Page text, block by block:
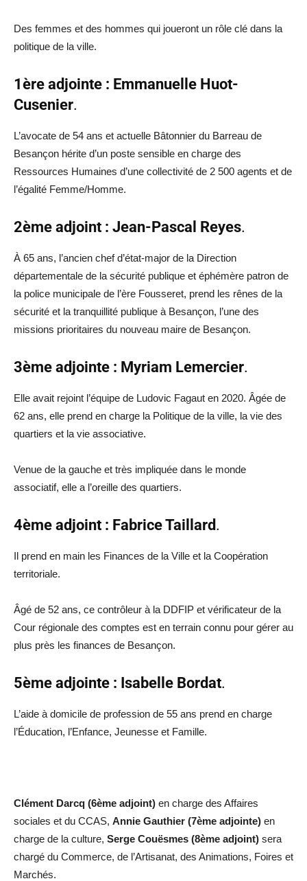
Des femmes et des hommes qui joueront un rôle clé dans la
politique de la ville.
1ère adjointe : Emmanuelle Huot-
Cusenier.
L’avocate de 54 ans et actuelle Bâtonnier du Barreau de
Besançon hérite d’un poste sensible en charge des
Ressources Humaines d’une collectivité de 2 500 agents et de
l’égalité Femme/Homme.
2ème adjoint : Jean-Pascal Reyes.
À 65 ans, l’ancien chef d’état-major de la Direction
départementale de la sécurité publique et éphémère patron de
la police municipale de l’ère Fousseret, prend les rênes de la
sécurité et la tranquillité publique à Besançon, l’une des
missions prioritaires du nouveau maire de Besançon.
3ème adjointe : Myriam Lemercier.
Elle avait rejoint l’équipe de Ludovic Fagaut en 2020. Âgée de
62 ans, elle prend en charge la Politique de la ville, la vie des
quartiers et la vie associative.
Venue de la gauche et très impliquée dans le monde
associatif, elle a l’oreille des quartiers.
4ème adjoint : Fabrice Taillard.
Il prend en main les Finances de la Ville et la Coopération
territoriale.
Âgé de 52 ans, ce contrôleur à la DDFIP et vérificateur de la
Cour régionale des comptes est en terrain connu pour gérer au
plus près les finances de Besançon.
5ème adjointe : Isabelle Bordat.
L’aide à domicile de profession de 55 ans prend en charge
l’Éducation, l’Enfance, Jeunesse et Famille.
Clément Darcq (6ème adjoint) en charge des Affaires
sociales et du CCAS, Annie Gauthier (7ème adjointe) en
charge de la culture, Serge Couësmes (8ème adjoint) sera
chargé du Commerce, de l’Artisanat, des Animations, Foires et
Marchés.